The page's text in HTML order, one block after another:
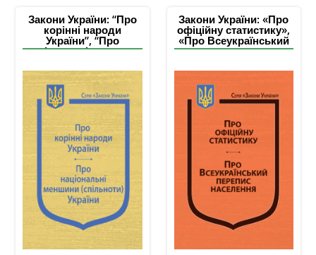
Закони України: “Про
корінні народи
України”, “Про
національні меншини
Закони України: «Про
офіційну статистику»,
«Про Всеукраїнський
перепис населення»